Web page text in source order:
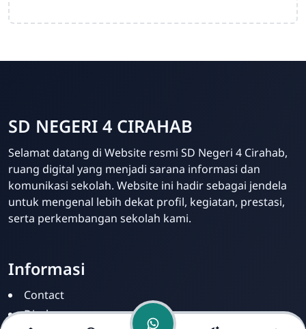
Admin
Online
SD NEGERI 4 CIRAHAB
Selamat datang di Website resmi SD Negeri 4 Cirahab,
ruang digital yang menjadi sarana informasi dan
komunikasi sekolah. Website ini hadir sebagai jendela
untuk mengenal lebih dekat profil, kegiatan, prestasi,
serta perkembangan sekolah kami.
Informasi
Contact
Disclamer